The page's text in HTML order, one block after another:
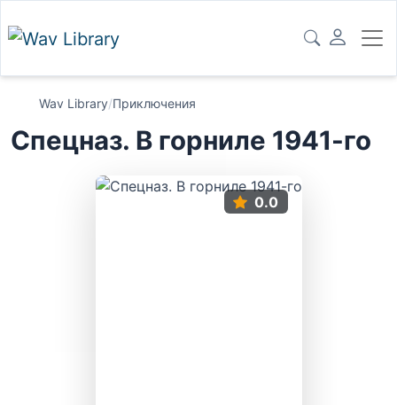
Wav Library/Приключения
Спецназ. В горниле 1941-го
0.0